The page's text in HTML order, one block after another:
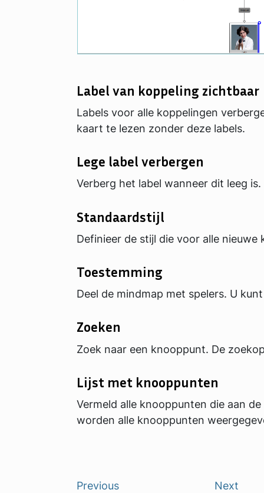
Label van koppeling zichtbaar
Labels voor alle koppelingen
kaart te lezen zonder deze labels.
Lege label verbergen
Verberg het label wanneer dit leeg is.
Standaardstijl
Definieer de stijl die voor alle
Toestemming
Deel de mindmap met spelers. U
Zoeken
Zoek naar een knooppunt. De
Lijst met knooppunten
Vermeld alle knooppunten die aan
worden alle knooppunten
Previous Next